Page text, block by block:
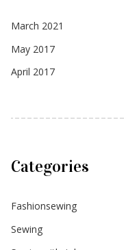
March 2021
May 2017
April 2017
Categories
Fashionsewing
Sewing